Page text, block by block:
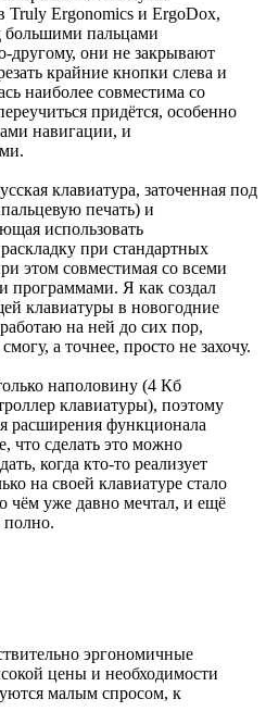
Truly Ergonomics и ErgoDox,
большими пальцами
другому, они не закрывают
крайние кнопки слева и
наиболее совместима со
придётся, особенно
навигации, и
клавиатура, заточенная под
печать) и
использовать
при стандартных
этом совместимая со всеми
программами. Я как создал
клавиатуры в новогодние
на ней до сих пор,
а точнее, просто не захочу.
наполовину (4 Кб
клавиатуры), поэтому
расширения функционала
что сделать это можно
когда кто-то реализует
на своей клавиатуре стало
чём уже давно мечтал, и ещё
полно.
эргономичные
цены и необходимости
малым спросом, к